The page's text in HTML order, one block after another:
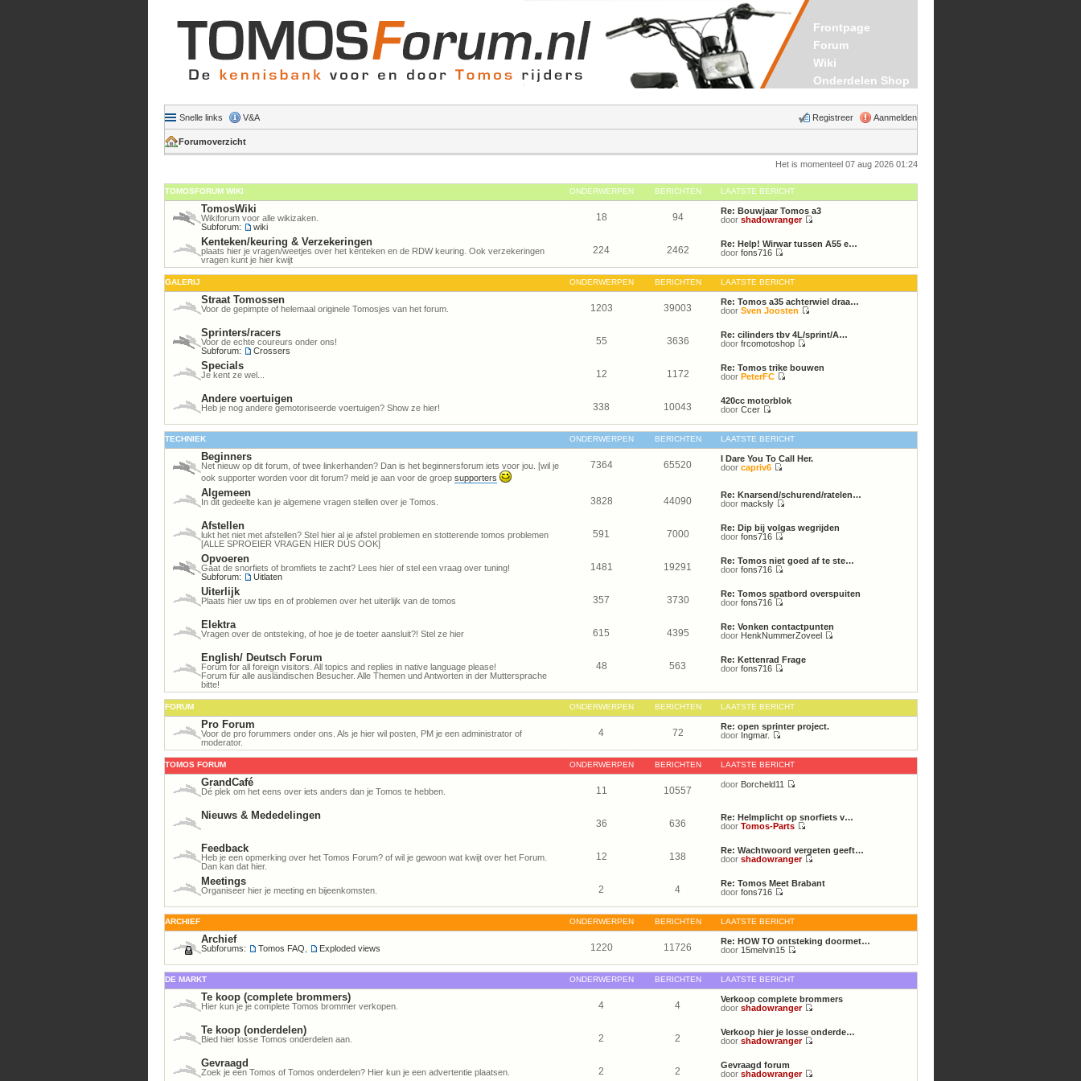
Frontpage
Forum
Wiki
Onderdelen Shop
Snelle links V&A Aanmelden
Registreer
Forumoverzicht
Het is momenteel 07 aug 2026 01:24
TOMOSFORUM WIKI ONDERWERPEN BERICHTEN LAATSTE BERICHT
TomosWiki
Wikiforum voor alle wikizaken.
Subforum:
wiki
18 94
Re: Bouwjaar Tomos a3
door shadowranger
bericht
Kenteken/keuring & Verzekeringen
plaats hier je vragen/weetjes over het kenteken en de RDW keuring. Ook verzekeringen
vragen kunt je hier kwijt
224 2462
Re: Help! Wirwar tussen A55 e…
door fons716
laatste
bericht
GALERIJ ONDERWERPEN BERICHTEN LAATSTE BERICHT
Straat Tomossen
Voor de gepimpte of helemaal originele Tomosjes van het forum. 1203 39003
Re: Tomos a35 achterwiel draa…
door Sven Joosten
bericht
Sprinters/racers
Voor de echte coureurs onder ons!
Subforum:
Crossers
55 3636
Re: cilinders tbv 4L/sprint/A…
door frcomotoshop
bericht
Specials
Je kent ze wel... 12 1172
Re: Tomos trike bouwen
door PeterFC
bericht
Andere voertuigen
Heb je nog andere gemotoriseerde voertuigen? Show ze hier! 338 10043
420cc motorblok
door Ccer
laatste
bericht
TECHNIEK ONDERWERPEN BERICHTEN LAATSTE BERICHT
Beginners
Net nieuw op dit forum, of twee linkerhanden? Dan is het beginnersforum iets voor jou. [wil je
ook supporter worden voor dit forum? meld je aan voor de groep supporters
7364 65520
I Dare You To Call Her.
door capriv6
bericht
Algemeen
In dit gedeelte kan je algemene vragen stellen over je Tomos. 3828 44090
Re: Knarsend/schurend/ratelen…
door macksly
bericht
Afstellen
lukt het niet met afstellen? Stel hier al je afstel problemen en stotterende tomos problemen
[ALLE SPROEIER VRAGEN HIER DUS OOK]
591 7000
Re: Dip bij volgas wegrijden
door fons716
bericht
Opvoeren
Gaat de snorfiets of bromfiets te zacht? Lees hier of stel een vraag over tuning!
Subforum:
Uitlaten
1481 19291
Re: Tomos niet goed af te ste…
door fons716
bericht
Uiterlijk
Plaats hier uw tips en of problemen over het uiterlijk van de tomos 357 3730
Re: Tomos spatbord overspuiten
door fons716
bericht
Elektra
Vragen over de ontsteking, of hoe je de toeter aansluit?! Stel ze hier 615 4395
Re: Vonken contactpunten
door HenkNummerZoveel
English/ Deutsch Forum
Forum for all foreign visitors. All topics and replies in native language please!
Forum für alle ausländischen Besucher. Alle Themen und Antworten in der Muttersprache
bitte!
48 563
Re: Kettenrad Frage
door fons716
bericht
FORUM ONDERWERPEN BERICHTEN LAATSTE BERICHT
Pro Forum
Voor de pro forummers onder ons. Als je hier wil posten, PM je een administrator of
moderator.
4 72
Re: open sprinter project.
door Ingmar.
laatste
bericht
TOMOS FORUM ONDERWERPEN BERICHTEN LAATSTE BERICHT
GrandCafé
Dé plek om het eens over iets anders dan je Tomos te hebben. 11 10557
door Borcheld11
Nieuws & Mededelingen
36 636
Re: Helmplicht op snorfiets v…
door Tomos-Parts
bericht
Feedback
Heb je een opmerking over het Tomos Forum? of wil je gewoon wat kwijt over het Forum.
Dan kan dat hier.
12 138
Re: Wachtwoord vergeten geeft…
door shadowranger
bericht
Meetings
Organiseer hier je meeting en bijeenkomsten. 2 4
Re: Tomos Meet Brabant
door fons716
laatste
bericht
ARCHIEF ONDERWERPEN BERICHTEN LAATSTE BERICHT
Archief
Subforums: Tomos FAQ Exploded views 1220 11726
Re: HOW TO ontsteking doormet…
door 15melvin15
laatste
bericht
DE MARKT ONDERWERPEN BERICHTEN LAATSTE BERICHT
Te koop (complete brommers)
Hier kun je je complete Tomos brommer verkopen. 4 4
Verkoop complete brommers
door shadowranger
bericht
Te koop (onderdelen)
Bied hier losse Tomos onderdelen aan. 2 2
Verkoop hier je losse onderde…
door shadowranger
Gevraagd
Zoek je een Tomos of Tomos onderdelen? Hier kun je een advertentie plaatsen. 2 2
Gevraagd forum
door shadowranger